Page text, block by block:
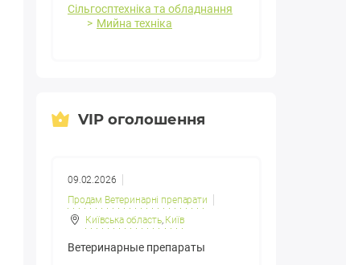
Сільгосптехніка та обладнання
Мийна техніка
VIP оголошення
09.02.2026
Продам Ветеринарні препарати
Київська область, Київ
Ветеринарные препараты